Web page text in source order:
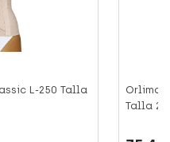
L-250 Talla
Talla 2